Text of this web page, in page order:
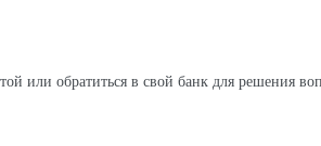
или обратиться в свой банк для решения